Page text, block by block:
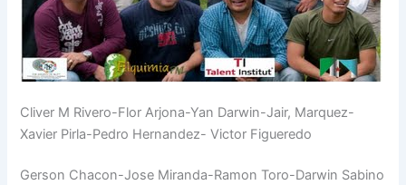
Cliver M Rivero-Flor Arjona-Yan Darwin-Jair, Marquez-
Xavier Pirla-Pedro Hernandez- Victor Figueredo
Gerson Chacon-Jose Miranda-Ramon Toro-Darwin Sabino